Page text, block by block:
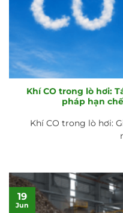
Khí CO trong lò hơi:
pháp hạn
Khí CO trong lò hơi:
19
Jun